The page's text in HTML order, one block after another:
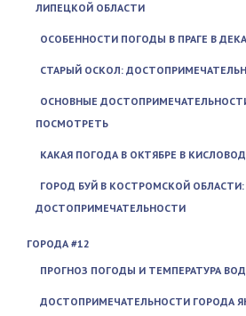
ЛИПЕЦКОЙ ОБЛАСТИ
ОСОБЕННОСТИ ПОГОДЫ В ПРАГЕ В
СТАРЫЙ ОСКОЛ:
ОСНОВНЫЕ
ПОСМОТРЕТЬ
КАКАЯ ПОГОДА В ОКТЯБРЕ В
ГОРОД БУЙ В КОСТРОМСКОЙ
ДОСТОПРИМЕЧАТЕЛЬНОСТИ
ГОРОДА #12
ПРОГНОЗ ПОГОДЫ И ТЕМПЕРАТУРА
ДОСТОПРИМЕЧАТЕЛЬНОСТИ ГОРОДА